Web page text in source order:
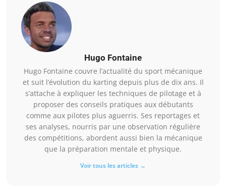
Hugo Fontaine
Hugo Fontaine couvre l’actualité du sport mécanique
et suit l’évolution du karting depuis plus de dix ans. Il
s’attache à expliquer les techniques de pilotage et à
proposer des conseils pratiques aux débutants
comme aux pilotes plus aguerris. Ses reportages et
ses analyses, nourris par une observation régulière
des compétitions, abordent aussi bien la mécanique
que la préparation mentale et physique.
Voir tous les articles →